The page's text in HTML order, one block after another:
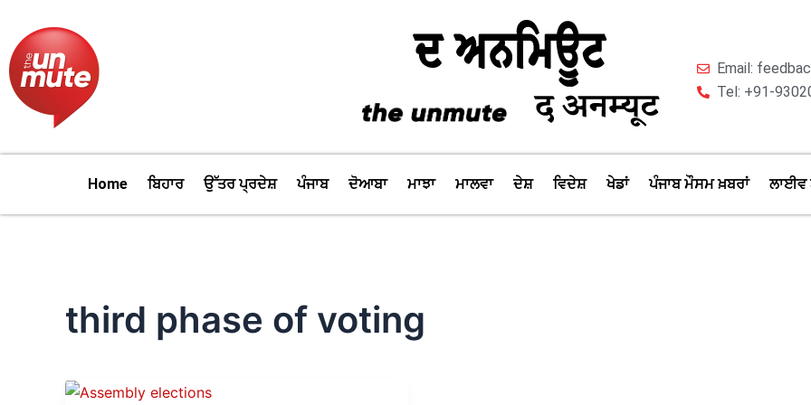
content
Email:
Tel: +91-
Home ਬਿਹਾਰ ਉੱਤਰ ਪ੍ਰਦੇਸ਼ ਪੰਜਾਬ ਦੋਆਬਾ ਮਾਝਾ ਮਾਲਵਾ ਦੇਸ਼ ਵਿਦੇਸ਼ ਖੇਡਾਂ ਪੰਜਾਬ ਮੌਸਮ ਖ਼ਬਰਾਂ ਲਾਈਵ
third phase of voting